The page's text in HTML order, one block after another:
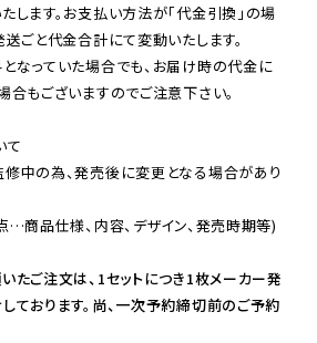
します。お支払い方法が「代金引換」の場
なっていた場合でも、お届け時の代金に
合もございますのでご注意下さい。
て
中の為、発売後に変更となる場合があり
商品仕様、内容、デザイン、発売時期等)
ご注文は、1セットにつき1枚メーカー発
ております。尚、一次予約締切前のご予約